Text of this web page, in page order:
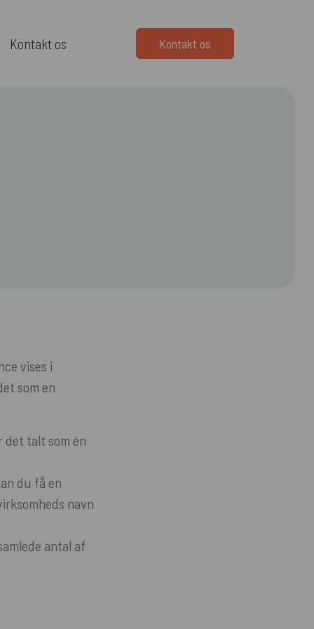
Kontakt os Kontakt os
vises i
som en
det talt som én
du få en
navn
antal af